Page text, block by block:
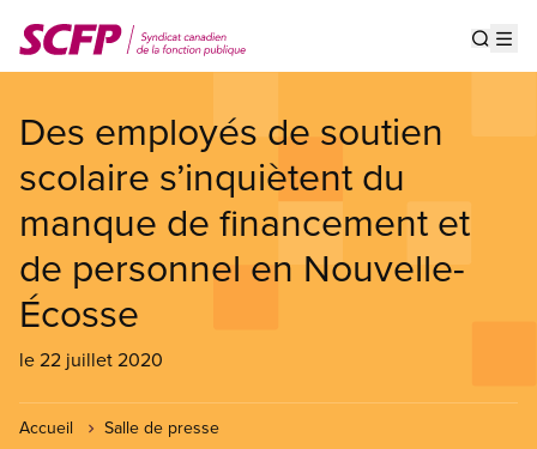
au
contenu
Des employés de soutien
scolaire s’inquiètent du
manque de financement et
de personnel en Nouvelle-
Écosse
le 22 juillet 2020
Accueil Salle de presse